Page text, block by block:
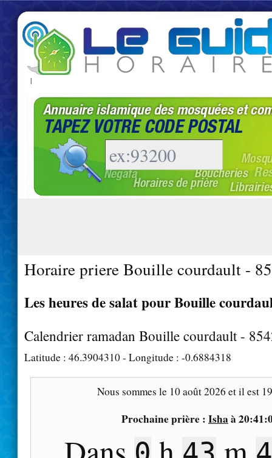
|
Horaire priere Bouille courdault -
Les heures de salat pour Bouille
Calendrier ramadan Bouille courdault -
Latitude : 46.3904310- Longitude : -0.6884318
Nous sommes le 10 août 2026 et il est
Prochaine prière : Isha à